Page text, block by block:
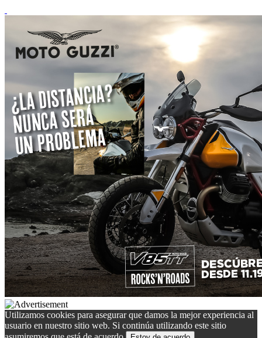
Utilizamos cookies para asegurar que damos la mejor experiencia al
usuario en nuestro sitio web. Si continúa utilizando este sitio